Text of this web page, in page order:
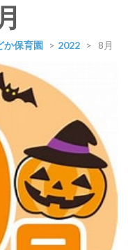
か保育園 > 2022 > 8月